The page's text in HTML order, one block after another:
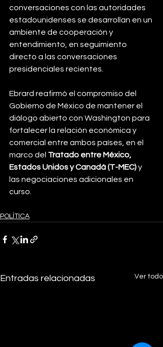
conversaciones con las autoridades
estadounidenses se desarrollan en un
ambiente de cooperación y
entendimiento, en seguimiento
directo a las conversaciones
presidenciales recientes.
Ebrard reafirmó el compromiso del
Gobierno de México de mantener el
diálogo abierto con Washington para
fortalecer la relación económica y
comercial entre ambos países, en el
marco del Tratado entre México,
Estados Unidos y Canadá (T-MEC) y
las negociaciones adicionales en
curso.
POLÍTICA
Entradas relacionadas Ver todo